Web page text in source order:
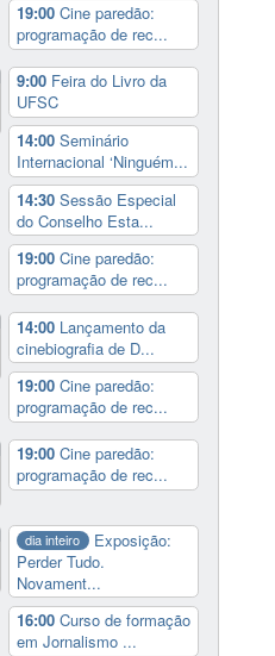
19:00 Cine paredão:
programação de rec...
9:00 Feira do Livro da
UFSC
14:00 Seminário
Internacional ‘Ninguém...
14:30 Sessão Especial
do Conselho Esta...
19:00 Cine paredão:
programação de rec...
14:00 Lançamento da
cinebiografia de D...
19:00 Cine paredão:
programação de rec...
19:00 Cine paredão:
programação de rec...
dia inteiro
Exposição:
Perder Tudo.
Novament...
16:00 Curso de formação
em Jornalismo ...